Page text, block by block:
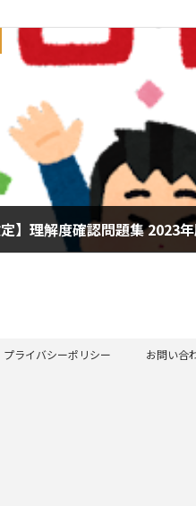
プライバシーポリシー お問い合